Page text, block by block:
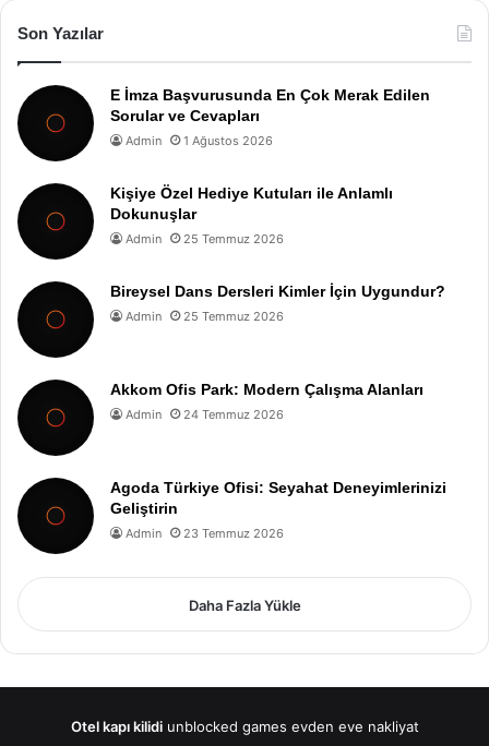
Son Yazılar
E İmza Başvurusunda En Çok Merak Edilen
Sorular ve Cevapları
Admin 1 Ağustos 2026
Kişiye Özel Hediye Kutuları ile Anlamlı
Dokunuşlar
Admin 25 Temmuz 2026
Bireysel Dans Dersleri Kimler İçin Uygundur?
Admin 25 Temmuz 2026
Akkom Ofis Park: Modern Çalışma Alanları
Admin 24 Temmuz 2026
Agoda Türkiye Ofisi: Seyahat Deneyimlerinizi
Geliştirin
Admin 23 Temmuz 2026
Daha Fazla Yükle
Otel kapı kilidi unblocked games evden eve nakliyat